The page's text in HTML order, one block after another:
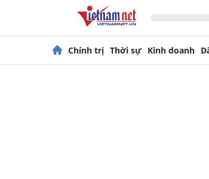
Chính trị Thời sự Kinh doanh